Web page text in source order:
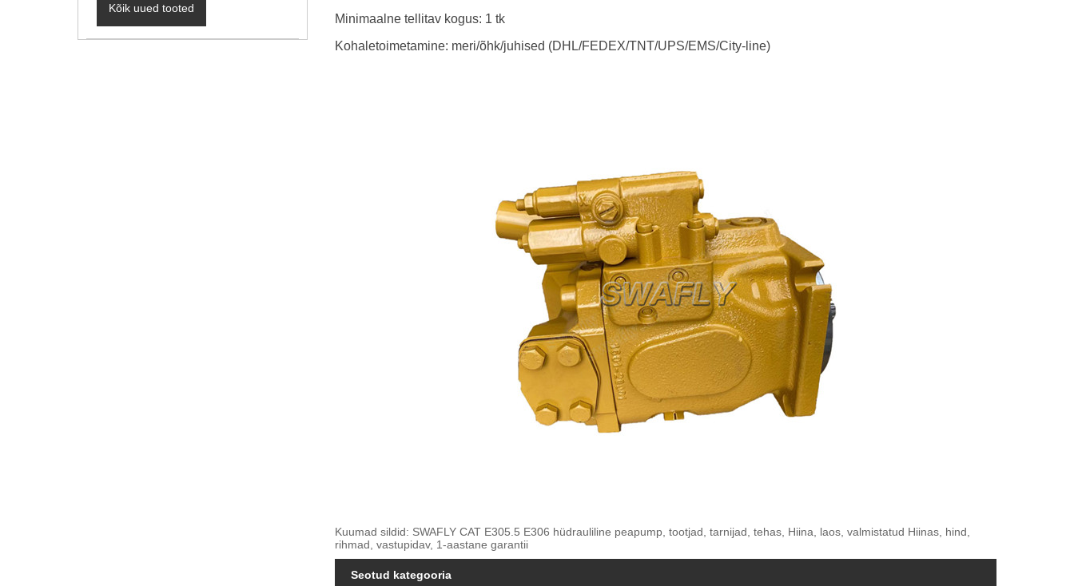
Kõik uued tooted
Minimaalne tellitav kogus: 1 tk
Kohaletoimetamine: meri/õhk/juhised (DHL/FEDEX/TNT/UPS/EMS/City-line)
Kuumad sildid: SWAFLY CAT E305.5 E306 hüdrauliline peapump, tootjad, tarnijad, tehas, Hiina, laos, valmistatud Hiinas, hind,
rihmad, vastupidav, 1-aastane garantii
Seotud kategooria